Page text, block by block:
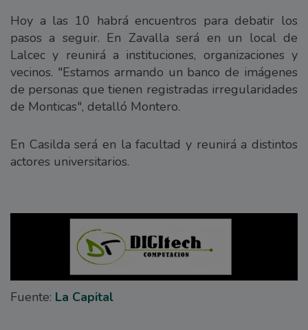
Hoy a las 10 habrá encuentros para debatir los
pasos a seguir. En Zavalla será en un local de
Lalcec y reunirá a instituciones, organizaciones y
vecinos. "Estamos armando un banco de imágenes
de personas que tienen registradas irregularidades
de Monticas", detalló Montero.
En Casilda será en la facultad y reunirá a distintos
actores universitarios.
Fuente: La Capital